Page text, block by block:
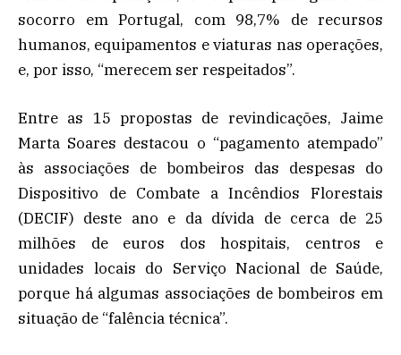
socorro em Portugal, com 98,7% de recursos
humanos, equipamentos e viaturas nas operações,
e, por isso, “merecem ser respeitados”.
Entre as 15 propostas de revindicações, Jaime
Marta Soares destacou o “pagamento atempado”
às associações de bombeiros das despesas do
Dispositivo de Combate a Incêndios Florestais
(DECIF) deste ano e da dívida de cerca de 25
milhões de euros dos hospitais, centros e
unidades locais do Serviço Nacional de Saúde,
porque há algumas associações de bombeiros em
situação de “falência técnica”.